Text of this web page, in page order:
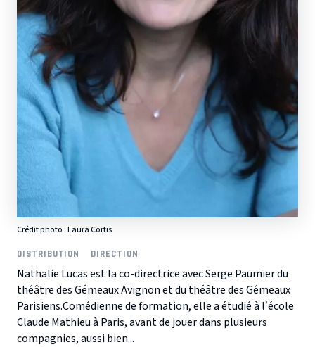
Crédit photo : Laura Cortis
DISTRIBUTION DIRECTION
Nathalie Lucas est la co-directrice avec Serge Paumier du
théâtre des Gémeaux Avignon et du théâtre des Gémeaux
Parisiens.Comédienne de formation, elle a étudié à l’école
Claude Mathieu à Paris, avant de jouer dans plusieurs
compagnies, aussi bien...